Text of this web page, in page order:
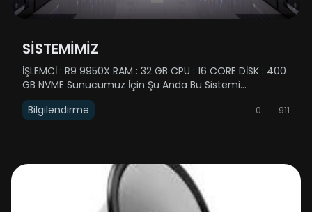
SİSTEMİMİZ
İŞLEMCİ : R9 9950X RAM : 32 GB CPU : 16 CORE DİSK : 400
GB NVME Sunucumuz İçin Şu Anda Bu Sistemi
Kullanmaktayız Ancak Zaman İlerledikçe Siz
Dostlarımızın Sunucumuzda OynamasıylaBeraber
Bilgilendirme 0 911